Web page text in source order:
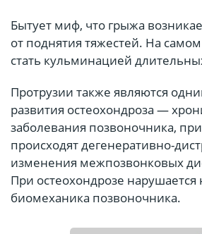
Бытует миф, что грыжа
от поднятия тяжестей. На
стать кульминацией
Протрузии также являются
развития остеохондроза —
заболевания позвоночника,
происходят дегенеративно-
изменения межпозвонковых
При остеохондрозе
биомеханика позвоночника.